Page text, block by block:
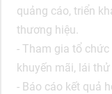
quảng cáo, triển
thương hiệu.
- Tham gia tổ
khuyến mãi, lái thử
- Báo cáo kết quả